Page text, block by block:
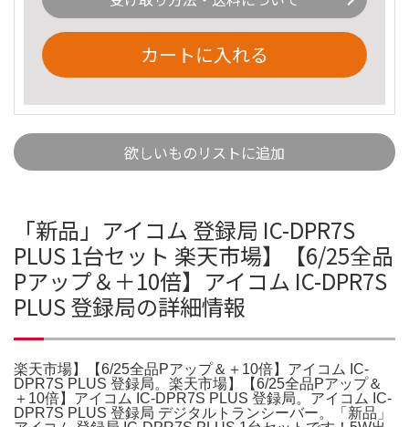
カートに入れる
欲しいものリストに追加
「新品」アイコム 登録局 IC-DPR7S
PLUS 1台セット 楽天市場】【6/25全品
Pアップ＆＋10倍】アイコム IC-DPR7S
PLUS 登録局の詳細情報
楽天市場】【6/25全品Pアップ＆＋10倍】アイコム IC-
DPR7S PLUS 登録局。楽天市場】【6/25全品Pアップ＆
＋10倍】アイコム IC-DPR7S PLUS 登録局。アイコム IC-
DPR7S PLUS 登録局 デジタルトランシーバー。「新品」